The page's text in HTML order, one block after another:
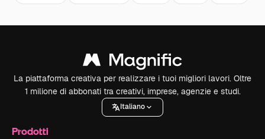
La piattaforma creativa per realizzare i tuoi migliori lavori. Oltre
1 milione di abbonati tra creativi, imprese, agenzie e studi.
Italiano
Prodotti